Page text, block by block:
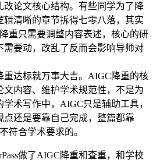
改论文核心结构。有些同学为了降
辑清晰的章节拆得七零八落，其实
重只需要调整内容表述，核心的研
需要动，改乱了反而会影响导师对
重达标就万事大吉。AIGC降重的核
文内容、维护学术规范性，不是为
术写作中，AIGC只是辅助工具，
点还是要靠自己完成，整篇都靠
符合学术要求的。
做了AIGC降重和查重，和学校